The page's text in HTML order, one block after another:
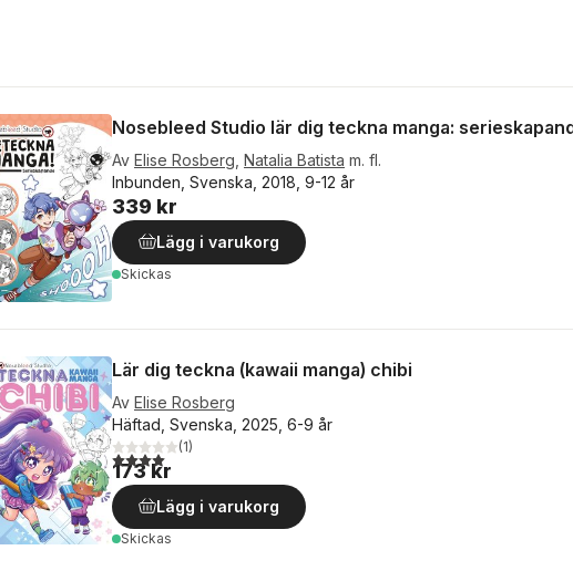
Nosebleed Studio lär dig teckna manga:
Av Elise Rosberg Natalia Batista m. fl.
Inbunden, Svenska, 2018, 9-12 år
339 kr
Lägg i varukorg
Skickas
Lär dig teckna (kawaii manga) chibi
Av Elise Rosberg
Häftad, Svenska, 2025, 6-9 år
4,0utav 5 stjärnor. Totalt antal röster:
(1)
173 kr
Lägg i varukorg
Skickas